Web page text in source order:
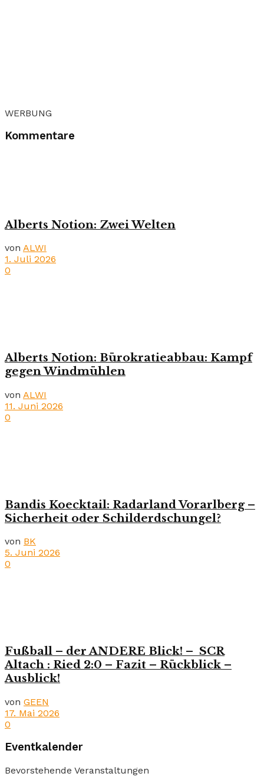
WERBUNG
Kommentare
Alberts Notion: Zwei Welten
von ALWI
1. Juli 2026
0
Alberts Notion: Bürokratieabbau: Kampf
gegen Windmühlen
von ALWI
11. Juni 2026
0
Bandis Koecktail: Radarland Vorarlberg –
Sicherheit oder Schilderdschungel?
von BK
5. Juni 2026
0
Fußball – der ANDERE Blick! – SCR
Altach : Ried 2:0 – Fazit – Rückblick –
Ausblick!
von GEEN
17. Mai 2026
0
Eventkalender
Bevorstehende Veranstaltungen